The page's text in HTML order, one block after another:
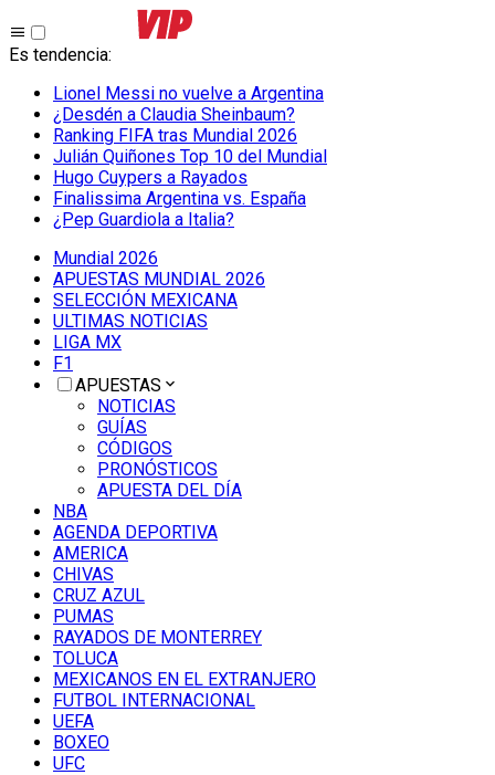
Es tendencia:
Lionel Messi no vuelve a Argentina
¿Desdén a Claudia Sheinbaum?
Ranking FIFA tras Mundial 2026
Julián Quiñones Top 10 del Mundial
Hugo Cuypers a Rayados
Finalissima Argentina vs. España
¿Pep Guardiola a Italia?
Mundial 2026
APUESTAS MUNDIAL 2026
SELECCIÓN MEXICANA
ULTIMAS NOTICIAS
LIGA MX
F1
APUESTAS
NOTICIAS
GUÍAS
CÓDIGOS
PRONÓSTICOS
APUESTA DEL DÍA
NBA
AGENDA DEPORTIVA
AMERICA
CHIVAS
CRUZ AZUL
PUMAS
RAYADOS DE MONTERREY
TOLUCA
MEXICANOS EN EL EXTRANJERO
FUTBOL INTERNACIONAL
UEFA
BOXEO
UFC